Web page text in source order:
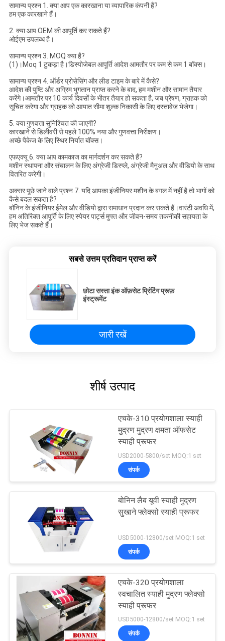
सामान्य प्रश्न 1. क्या आप एक कारखाना या व्यापारिक कंपनी हैं?
हम एक कारखाने हैं।
2. क्या आप OEM की आपूर्ति कर सकते हैं?
ओईएम उपलब्ध है।
सामान्य प्रश्न 3. MOQ क्या है?
(1)।Moq 1 टुकड़ा है।डिस्पोजेबल आपूर्ति आदेश आमतौर पर कम से कम 1 बॉक्स।
सामान्य प्रश्न 4. ऑर्डर प्रोसेसिंग और लीड टाइम के बारे में कैसे?
आदेश की पुष्टि और अग्रिम भुगतान प्राप्त करने के बाद, हम मशीन और सामान तैयार
करेंगे।आमतौर पर 10 कार्य दिवसों के भीतर तैयार हो सकता है, जब प्रेषण, ग्राहक को
सूचित करेगा और ग्राहक को आयात सीमा शुल्क निकासी के लिए दस्तावेज भेजेगा।
5. क्या गुणवत्ता सुनिश्चित की जाएगी?
कारखाने से डिलीवरी से पहले 100% नया और गुणवत्ता निरीक्षण।
अच्छे पैकेज के लिए स्थिर निर्यात बॉक्स।
एफएक्यू 6. क्या आप कामकाज का मार्गदर्शन कर सकते हैं?
मशीन स्थापना और संचालन के लिए अंग्रेजी डिस्प्ले, अंग्रेजी मैनुअल और वीडियो के साथ
वितरित करेगी।
अक्सर पूछे जाने वाले प्रश्न 7. यदि आपका इंजीनियर मशीन के बगल में नहीं है तो भागों को
कैसे बदल सकता है?
बॉनिन के इंजीनियर ईमेल और वीडियो द्वारा समाधान प्रदान कर सकते हैं।वारंटी अवधि में,
हम अतिरिक्त आपूर्ति के लिए स्पेयर पार्ट्स मुफ्त और जीवन-समय तकनीकी सहायता के
लिए भेज सकते हैं।
सबसे उत्तम प्रतिदान प्राप्त करें
छोटा सस्ता इंक ऑफ़सेट प्रिंटिंग प्रूफ़
इंस्ट्रूमेंट
जारी रखें
शीर्ष उत्पाद
एचके-310 प्रयोगशाला स्याही
मुद्रण मुद्रण क्षमता ऑफसेट
स्याही प्रूफर
USD2000-5800/set MOQ:1 set
संपर्क
बोनिन लैब यूवी स्याही मुद्रण
सुखाने फ्लेक्सो स्याही प्रूफर
USD5000-12800/set MOQ:1 set
संपर्क
एचके-320 प्रयोगशाला
स्वचालित स्याही मुद्रण फ्लेक्सो
स्याही प्रूफर
USD5000-12800/set MOQ:1 set
संपर्क